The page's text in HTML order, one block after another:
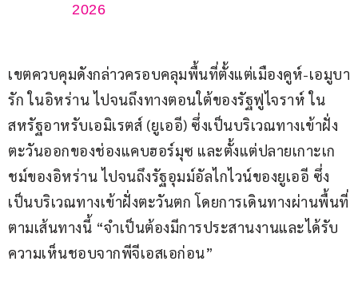
2026
เขตควบคุมดังกล่าวครอบคลุมพื้นที่ตั้งแต่เมืองคูห์-เอมูบา
รัก ในอิหร่าน ไปจนถึงทางตอนใต้ของรัฐฟูไจราห์ ใน
สหรัฐอาหรับเอมิเรตส์ (ยูเออี) ซึ่งเป็นบริเวณทางเข้าฝั่ง
ตะวันออกของช่องแคบฮอร์มุซ และตั้งแต่ปลายเกาะเก
ชม์ของอิหร่าน ไปจนถึงรัฐอุมม์อัลไกไวน์ของยูเออี ซึ่ง
เป็นบริเวณทางเข้าฝั่งตะวันตก โดยการเดินทางผ่านพื้นที่
ตามเส้นทางนี้ “จำเป็นต้องมีการประสานงานและได้รับ
ความเห็นชอบจากพีจีเอสเอก่อน”